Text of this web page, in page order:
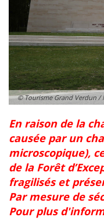
© Tourisme Grand Verdun /
En raison de la
causée par un
microscopique),
de la Forêt
fragilisés et
Par mesure de
Pour plus